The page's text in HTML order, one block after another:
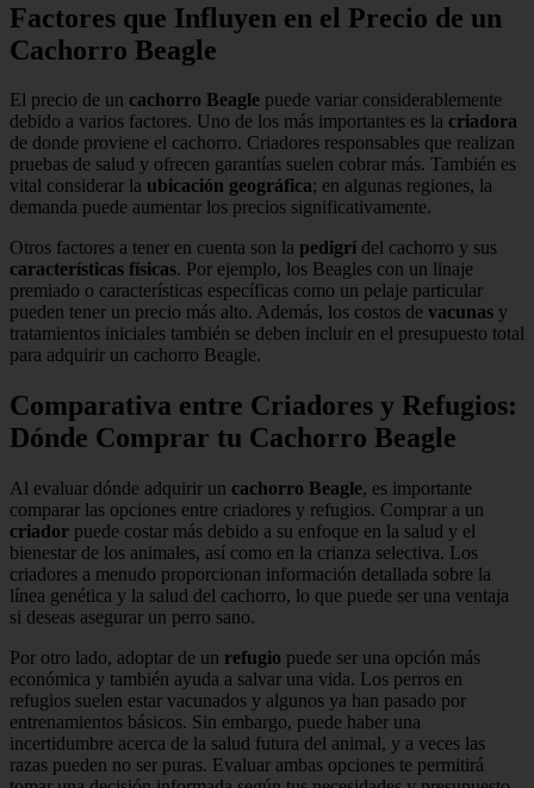
Factores que Influyen en el Precio de un
Cachorro Beagle
El precio de un cachorro Beagle puede variar considerablemente
debido a varios factores. Uno de los más importantes es la criadora
de donde proviene el cachorro. Criadores responsables que realizan
pruebas de salud y ofrecen garantías suelen cobrar más. También es
vital considerar la ubicación geográfica; en algunas regiones, la
demanda puede aumentar los precios significativamente.
Otros factores a tener en cuenta son la pedigrí del cachorro y sus
características físicas. Por ejemplo, los Beagles con un linaje
premiado o características específicas como un pelaje particular
pueden tener un precio más alto. Además, los costos de vacunas y
tratamientos iniciales también se deben incluir en el presupuesto total
para adquirir un cachorro Beagle.
Comparativa entre Criadores y Refugios:
Dónde Comprar tu Cachorro Beagle
Al evaluar dónde adquirir un cachorro Beagle, es importante
comparar las opciones entre criadores y refugios. Comprar a un
criador puede costar más debido a su enfoque en la salud y el
bienestar de los animales, así como en la crianza selectiva. Los
criadores a menudo proporcionan información detallada sobre la
línea genética y la salud del cachorro, lo que puede ser una ventaja
si deseas asegurar un perro sano.
Por otro lado, adoptar de un refugio puede ser una opción más
económica y también ayuda a salvar una vida. Los perros en
refugios suelen estar vacunados y algunos ya han pasado por
entrenamientos básicos. Sin embargo, puede haber una
incertidumbre acerca de la salud futura del animal, y a veces las
razas pueden no ser puras. Evaluar ambas opciones te permitirá